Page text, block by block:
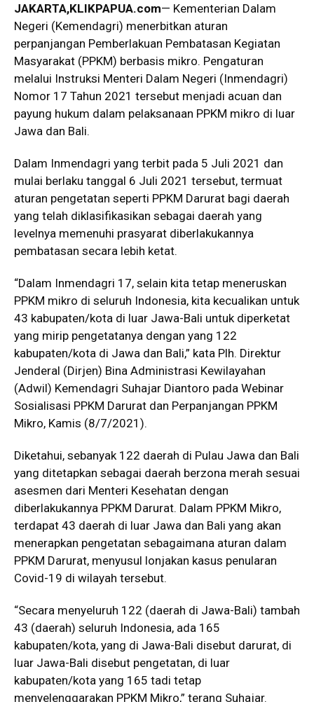
JAKARTA,KLIKPAPUA.com— Kementerian Dalam
Negeri (Kemendagri) menerbitkan aturan
perpanjangan Pemberlakuan Pembatasan Kegiatan
Masyarakat (PPKM) berbasis mikro. Pengaturan
melalui Instruksi Menteri Dalam Negeri (Inmendagri)
Nomor 17 Tahun 2021 tersebut menjadi acuan dan
payung hukum dalam pelaksanaan PPKM mikro di luar
Jawa dan Bali.
Dalam Inmendagri yang terbit pada 5 Juli 2021 dan
mulai berlaku tanggal 6 Juli 2021 tersebut, termuat
aturan pengetatan seperti PPKM Darurat bagi daerah
yang telah diklasifikasikan sebagai daerah yang
levelnya memenuhi prasyarat diberlakukannya
pembatasan secara lebih ketat.
“Dalam Inmendagri 17, selain kita tetap meneruskan
PPKM mikro di seluruh Indonesia, kita kecualikan untuk
43 kabupaten/kota di luar Jawa-Bali untuk diperketat
yang mirip pengetatanya dengan yang 122
kabupaten/kota di Jawa dan Bali,” kata Plh. Direktur
Jenderal (Dirjen) Bina Administrasi Kewilayahan
(Adwil) Kemendagri Suhajar Diantoro pada Webinar
Sosialisasi PPKM Darurat dan Perpanjangan PPKM
Mikro, Kamis (8/7/2021).
Diketahui, sebanyak 122 daerah di Pulau Jawa dan Bali
yang ditetapkan sebagai daerah berzona merah sesuai
asesmen dari Menteri Kesehatan dengan
diberlakukannya PPKM Darurat. Dalam PPKM Mikro,
terdapat 43 daerah di luar Jawa dan Bali yang akan
menerapkan pengetatan sebagaimana aturan dalam
PPKM Darurat, menyusul lonjakan kasus penularan
Covid-19 di wilayah tersebut.
“Secara menyeluruh 122 (daerah di Jawa-Bali) tambah
43 (daerah) seluruh Indonesia, ada 165
kabupaten/kota, yang di Jawa-Bali disebut darurat, di
luar Jawa-Bali disebut pengetatan, di luar
kabupaten/kota yang 165 tadi tetap
menyelenggarakan PPKM Mikro,” terang Suhajar.